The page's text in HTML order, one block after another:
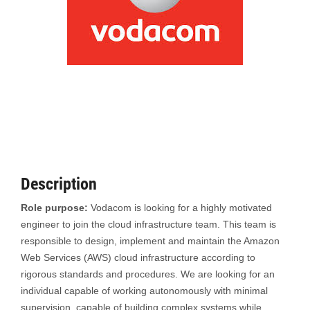
Description
Role purpose: Vodacom is looking for a highly motivated
engineer to join the cloud infrastructure team. This team is
responsible to design, implement and maintain the Amazon
Web Services (AWS) cloud infrastructure according to
rigorous standards and procedures. We are looking for an
individual capable of working autonomously with minimal
supervision, capable of building complex systems while